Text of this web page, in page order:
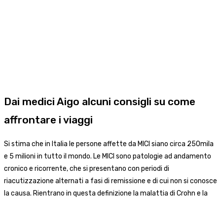
Dai medici Aigo alcuni consigli su come
affrontare i viaggi
Si stima che in Italia le persone affette da MICI siano circa 250mila
e 5 milioni in tutto il mondo. Le MICI sono patologie ad andamento
cronico e ricorrente, che si presentano con periodi di
riacutizzazione alternati a fasi di remissione e di cui non si conosce
la causa. Rientrano in questa definizione la malattia di Crohn e la